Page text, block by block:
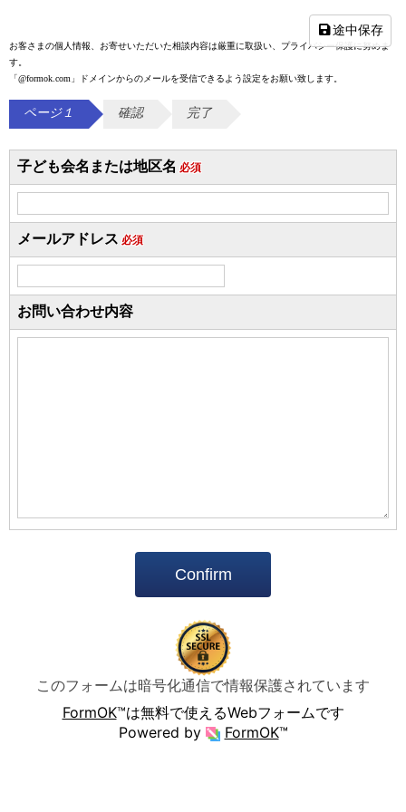
お客さまの個人情報、お寄せいただいた相談内容は厳重に取扱い、プライバシー保護に努めま
す。
「@formok.com」ドメインからのメールを受信できるよう設定をお願い致します。
ページ１ 確認 完了
子ども会名または地区名 必須
メールアドレス 必須
お問い合わせ内容
Confirm
このフォームは暗号化通信で情報保護されています
途中保存
FormOK™は無料で使えるWebフォームです
Powered by
FormOK™